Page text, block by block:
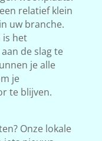
relatief klein
uw branche.
is het
de slag te
je alle
je
te blijven.
Onze lokale